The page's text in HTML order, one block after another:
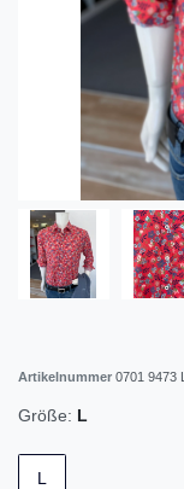
Artikelnummer 0701 9473 L
Größe: L
L